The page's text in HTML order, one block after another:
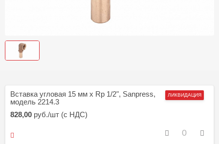
Вставка угловая 15 мм х Rp 1/2", Sanpress,
модель 2214.3
828,00 руб./шт (с НДС)
ЛИКВИДАЦИЯ